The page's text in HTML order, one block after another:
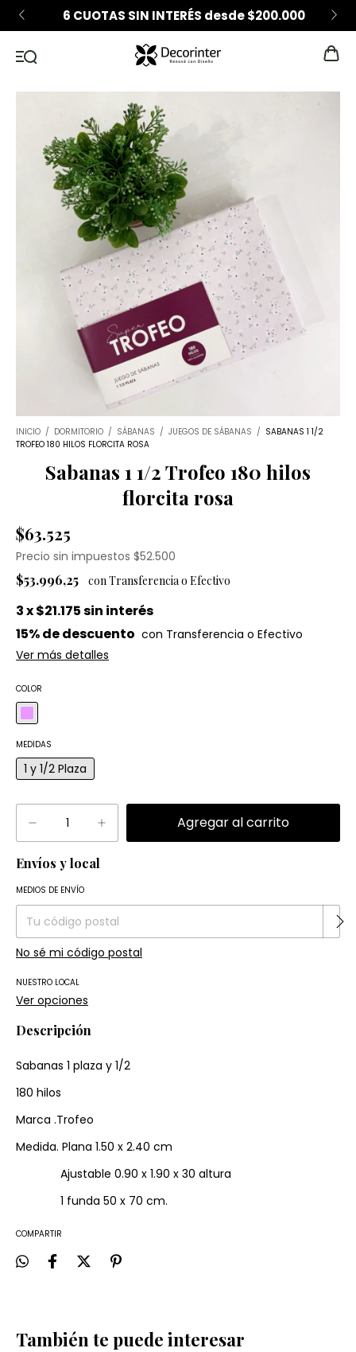
6 CUOTAS SIN INTERÉS desde $200.000
INICIO / DORMITORIO / SÁBANAS / JUEGOS DE SÁBANAS / SABANAS 1 1/2
TROFEO 180 HILOS FLORCITA ROSA
Sabanas 1 1/2 Trofeo 180 hilos
florcita rosa
$63.525
Precio sin impuestos $52.500
$53.996,25
3x$21.175sin interés
15% de descuento
Ver más detalles
COLOR
MEDIDAS
1 y 1/2 Plaza
Envíos y local
Entregas para el CP:
MEDIOS DE ENVÍO
No sé mi código postal
NUESTRO LOCAL
Ver opciones
Descripción
Sabanas 1 plaza y 1/2
180 hilos
Marca .Trofeo
Medida. Plana 1.50 x 2.40 cm
Ajustable 0.90 x 1.90 x 30 altura
1 funda 50 x 70 cm.
COMPARTIR
También te puede interesar